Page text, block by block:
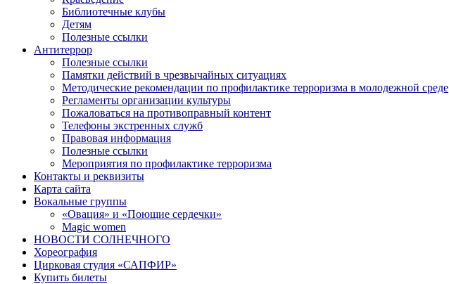
Библиотечные клубы
Детям
Полезные ссылки
Антитеррор
Полезные ссылки
Памятки действий в чрезвычайных ситуациях
Методические рекомендации по профилактике терроризма в молодежной среде
Регламенты организации культуры
Пожаловаться на противоправный контент
Телефоны экстренных служб
Правовая информация
Полезные ссылки
Мероприятия по профилактике терроризма
Контакты и реквизиты
Карта сайта
Вокальные группы
«Овация» и «Поющие сердечки»
Magic women
НОВОСТИ СОЛНЕЧНОГО
Хореография
Цирковая студия «САПФИР»
Купить билеты